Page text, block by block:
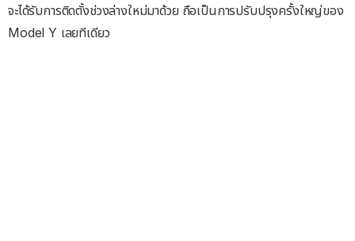
จะได้รับการติดตั้งช่วงล่างใหม่มาด้วย ถือเป็นการปรับปรุงครั้งใหญ่ของ
Model Y เลยทีเดียว